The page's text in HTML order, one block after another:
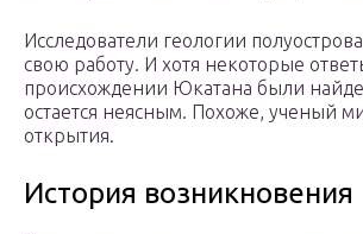
Исследователи геологии
свою работу. И хотя некоторые
происхождении Юкатана были
остается неясным. Похоже, ученый
открытия.
История возникновения